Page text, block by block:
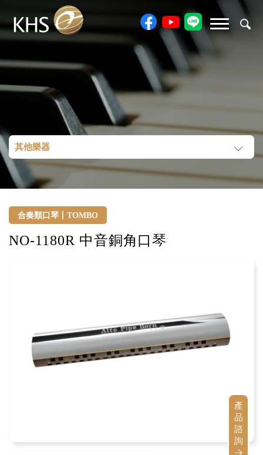
其他樂器
合奏類口琴丨TOMBO
NO-1180R 中音銅角口琴
產
品
諮
詢